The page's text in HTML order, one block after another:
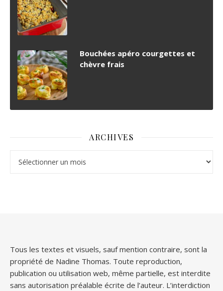
Bouchées apéro courgettes et
chèvre frais
ARCHIVES
Tous les textes et visuels, sauf mention contraire, sont la
propriété de Nadine Thomas. Toute reproduction,
publication ou utilisation web, même partielle, est interdite
sans autorisation préalable écrite de l’auteur. L’interdiction